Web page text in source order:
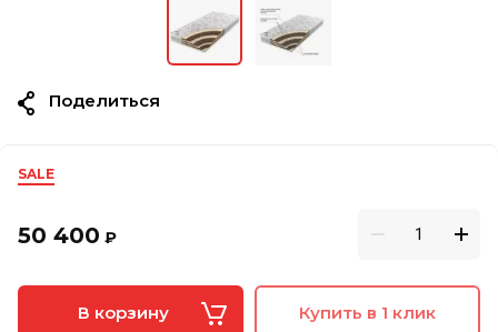
SALE
50 400 ₽
В корзину Купить в 1 клик
Поделиться